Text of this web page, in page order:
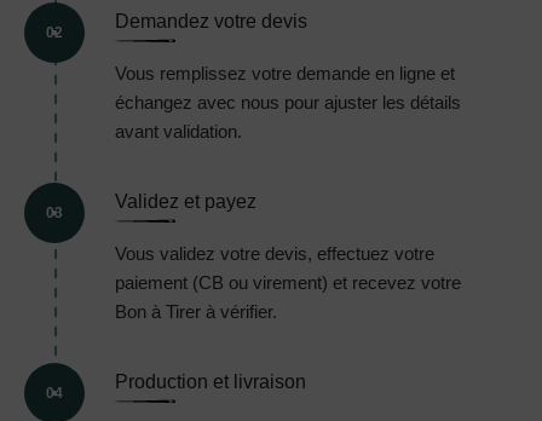
02
Demandez votre devis
Vous remplissez votre demande en ligne et
échangez avec nous pour ajuster les détails
avant validation.
03
Validez et payez
Vous validez votre devis, effectuez votre
paiement (CB ou virement) et recevez votre
Bon à Tirer à vérifier.
04
Production et livraison